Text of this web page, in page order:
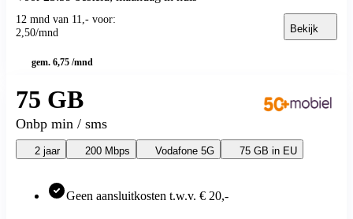
Samsung Galaxy S24 FE
Samsung Galaxy A
Samsung Galaxy A27 5G
Samsung Galaxy A17 5G
Samsung Galaxy A17
Samsung Galaxy X
Samsung Galaxy Xcover 7
12 mnd van 11,- voor:
2,50/mnd Bekijk
gem. 6,75 /mnd
75 GB
Onbp min / sms
Geen aansluitkosten t.w.v. € 20,-
2 jaar 200 Mbps Vodafone 5G 75 GB in EU